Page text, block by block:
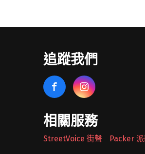
追蹤我們
相關服務
StreetVoice 街聲 Packer